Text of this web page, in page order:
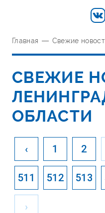
Главная — Свежие
СВЕЖИЕ
ОБЛАСТИ
‹ 1 2
511 512 513
›